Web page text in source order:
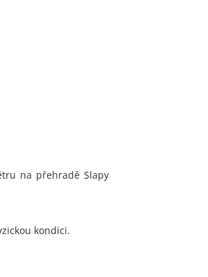
na přehradě Slapy
kondici.